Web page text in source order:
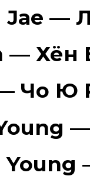
Jae —
— Хён
Чо Ю